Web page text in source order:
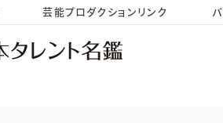
HOME お問い合わせ
芸能プロダクションリンク